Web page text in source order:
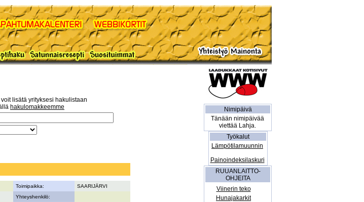
lisätä yrityksesi hakulistaan
hakulomakkeemme
Toimipaikka:
SAARIJÄRVI
Yhteyshenkilö:
Nimipäivä
Tänään nimipäivää
viettää Lahja.
Työkalut
Lämpötilamuunnin
Painoindeksilaskuri
RUUANLAITTO-
OHJEITA
Viinerin teko
Hunajakarkit